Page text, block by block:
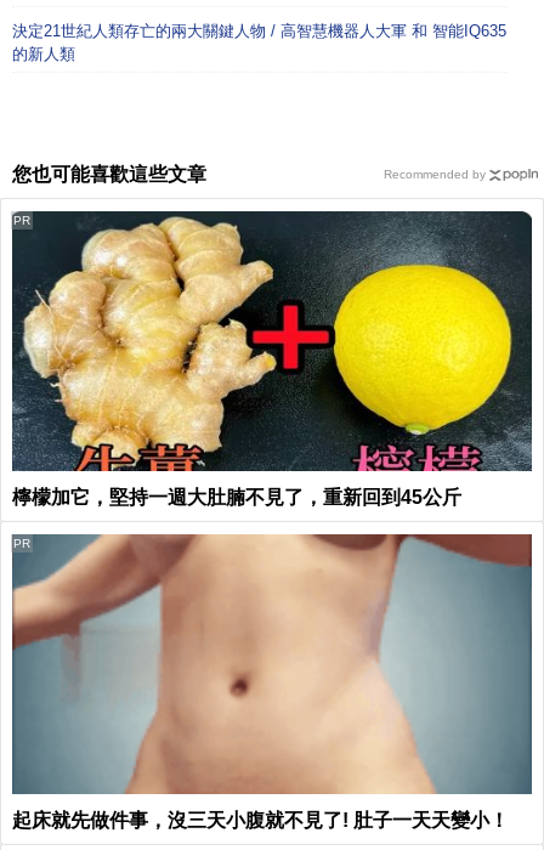
決定21世紀人類存亡的兩大關鍵人物 / 高智慧機器人大軍 和 智能IQ635
的新人類
您也可能喜歡這些文章
檸檬加它，堅持一週大肚腩不見了，重新回到45公斤
PR
起床就先做件事，沒三天小腹就不見了! 肚子一天天變小！
PR
Recommended by